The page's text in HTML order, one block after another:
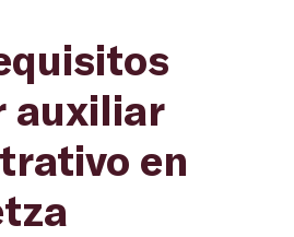
auxiliar
en